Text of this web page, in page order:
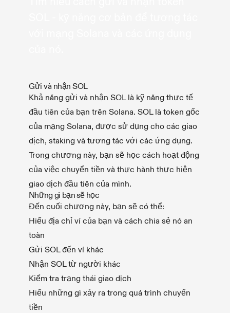
Gửi và nhận SOL
Khả năng gửi và nhận SOL là kỹ năng thực tế
đầu tiên của bạn trên Solana. SOL là token gốc
của mạng Solana, được sử dụng cho các giao
dịch, staking và tương tác với các ứng dụng.
Trong chương này, bạn sẽ học cách hoạt động
của việc chuyển tiền và thực hành thực hiện
giao dịch đầu tiên của mình.
Những gì bạn sẽ học
Đến cuối chương này, bạn sẽ có thể:
Hiểu địa chỉ ví của bạn và cách chia sẻ nó an
toàn
Gửi SOL đến ví khác
Nhận SOL từ người khác
Kiểm tra trạng thái giao dịch
Hiểu những gì xảy ra trong quá trình chuyển
tiền